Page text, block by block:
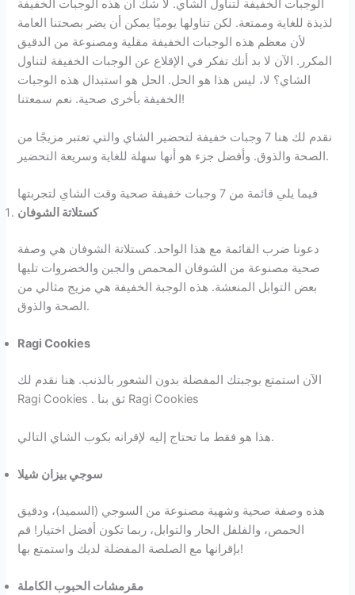
الوجبات الخفيفة لتناول الشاي. لا شك أن هذه الوجبات الخفيفة
لذيذة للغاية وممتعة. لكن تناولها يوميًا يمكن أن يضر بصحتنا العامة
لأن معظم هذه الوجبات الخفيفة مقلية ومصنوعة من الدقيق
المكرر. الآن لا بد أنك تفكر في الإقلاع عن الوجبات الخفيفة لتناول
الشاي؟ لا، ليس هذا هو الحل. الحل هو استبدال هذه الوجبات
الخفيفة بأخرى صحية. نعم سمعتنا!
نقدم لك هنا 7 وجبات خفيفة لتحضير الشاي والتي تعتبر مزيجًا من
الصحة والذوق. وأفضل جزء هو أنها سهلة للغاية وسريعة التحضير.
فيما يلي قائمة من 7 وجبات خفيفة صحية وقت الشاي لتجربتها
كستلاتة الشوفان
دعونا ضرب القائمة مع هذا الواحد. كستلاتة الشوفان هي وصفة
صحية مصنوعة من الشوفان المحمص والجبن والخضروات تليها
بعض التوابل المنعشة. هذه الوجبة الخفيفة هي مزيج مثالي من
الصحة والذوق.
Ragi Cookies
الآن استمتع بوجبتك المفضلة بدون الشعور بالذنب. هنا نقدم لك
Ragi Cookies . ثق بنا Ragi Cookies
هذا هو فقط ما تحتاج إليه لإقرانه بكوب الشاي التالي.
سوجي بيزان شيلا
هذه وصفة صحية وشهية مصنوعة من السوجي (السميد)، ودقيق
الحمص، والفلفل الحار والتوابل، ربما تكون أفضل اختيار! قم
بإقرانها مع الصلصة المفضلة لديك واستمتع بها!
مقرمشات الحبوب الكاملة